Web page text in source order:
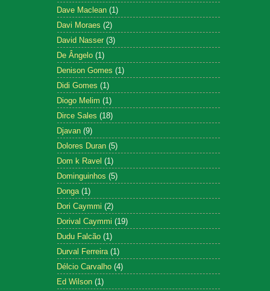
Dave Maclean (1)
Davi Moraes (2)
David Nasser (3)
De Ângelo (1)
Denison Gomes (1)
Didi Gomes (1)
Diogo Melim (1)
Dirce Sales (18)
Djavan (9)
Dolores Duran (5)
Dom k Ravel (1)
Dominguinhos (5)
Donga (1)
Dori Caymmi (2)
Dorival Caymmi (19)
Dudu Falcão (1)
Durval Ferreira (1)
Délcio Carvalho (4)
Ed Wilson (1)